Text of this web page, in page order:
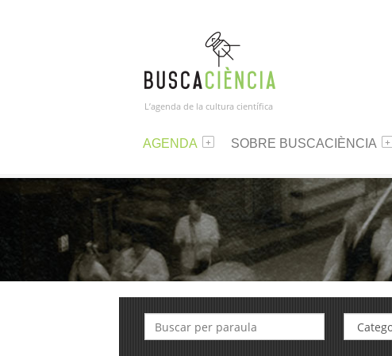
L’agenda de la cultura científica
AGENDA SOBRE BUSCACIÈNCIA